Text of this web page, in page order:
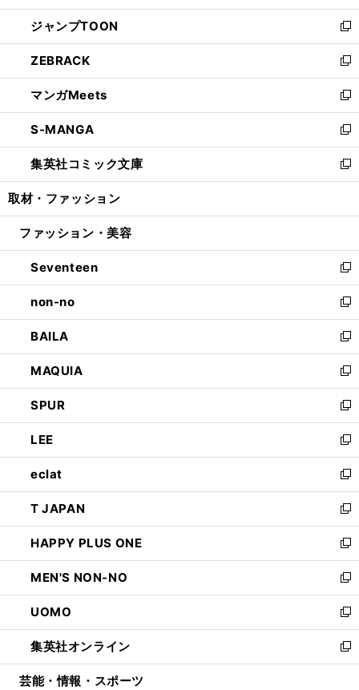
開
く
ウ
で
開
く
ン
ド
ウ
で
開
く
ウ
ィ
ン
ド
ウ
で
開
く
し
い
ウ
ィ
ン
ド
ウ
で
開
く
ジャンプTOON
新
し
い
ウ
ィ
ン
ド
ウ
で
開
ZEBRACK
新
し
い
ウ
ィ
ン
ド
ウ
開
マンガMeets
新
し
い
ウ
ィ
ン
ウ
開
く
S-MANGA
新
し
い
ウ
ン
ウ
で
開
く
集英社コミック文庫
新
し
ウ
ン
ド
ウ
で
開
く
取材・ファッション
ファッション・美容
Seventeen
新
し
い
ウ
ィ
ン
ド
ウ
で
開
く
non-no
新
し
い
ウ
ィ
ン
ド
ウ
で
開
く
BAILA
新
し
い
ウ
ィ
ン
ド
ウ
で
開
く
MAQUIA
新
し
い
ウ
ィ
ン
ド
ウ
で
開
く
SPUR
新
し
い
ウ
ィ
ン
ド
ウ
で
開
く
LEE
新
し
い
ウ
ィ
ン
ド
ウ
で
開
く
eclat
新
し
い
ウ
ィ
ン
ド
ウ
で
開
く
T JAPAN
新
し
い
ウ
ィ
ン
ド
ウ
で
開
HAPPY PLUS ONE
新
し
い
ウ
ィ
ン
ド
ウ
MEN'S NON-NO
新
し
い
ウ
ィ
ン
UOMO
新
し
い
ウ
集英社オンライン
新
し
芸能・情報・スポーツ